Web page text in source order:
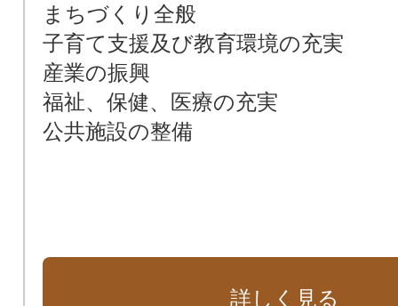
まちづくり全般
子育て支援及び教育環境の充実
産業の振興
福祉、保健、医療の充実
公共施設の整備
詳しく見る